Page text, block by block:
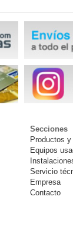
Secciones
Productos y
Equipos
Servicio
Empresa
Contacto